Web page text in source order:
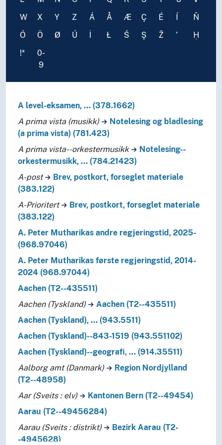
W
X Y Z Á Å Æ Ç É
Ñ
Ó
Ö Ø Ú Ł Ś Ş Ž ʼ
Ḥ
!*
0-
9
A level-eksamen, … (378.1662)
A prima vista (musikk)
Notelesing og bladlesing
(a prima vista) (781.423)
A prima vista--orkestermusikk
Notelesing--
orkestermusikk, … (784.21423)
A-post
Brev, postkort, forseglet materiale
(383.122)
A-Prioritert
Brev, postkort, forseglet materiale
(383.122)
A. Peter Mutharikas andre regjeringstid, 2025-
(968.97046)
A. Peter Mutharikas første regjeringstid, 2014-
2024 (968.97044)
Aachen (T2--435511)
Aachen (Tyskland)
Aachen (T2--435511)
Aachen (Tyskland), … (943.5511)
Aachen (Tyskland)--843-1519 (943.551102)
Aachen (Tyskland)--geografi, … (914.35511)
Aalborg amt (Danmark)
Region Nordjylland
(T2--48958)
Aar (Sveits : elv)
Kantonen Bern (T2--49454)
Aarau (T2--49456284)
Aarau (Sveits : distrikt)
Bezirk Aarau (T2-
-4945628)